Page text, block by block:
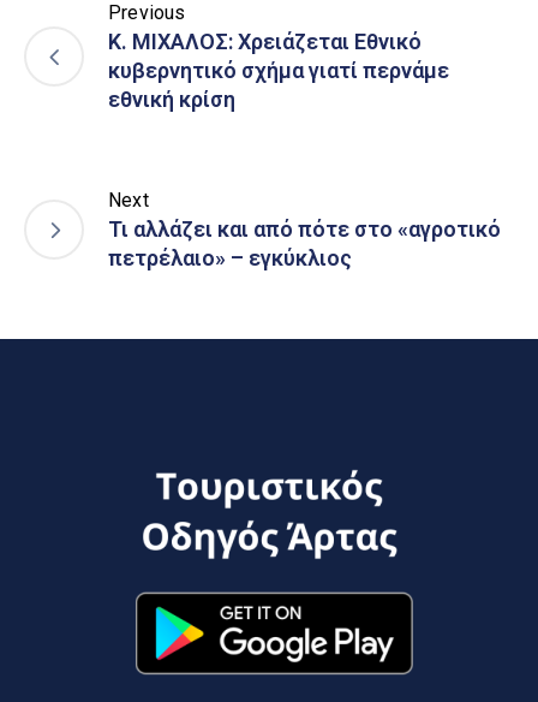
Previous
K. ΜΙΧΑΛΟΣ: Χρειάζεται Εθνικό
κυβερνητικό σχήμα γιατί περνάμε
εθνική κρίση
Next
Τι αλλάζει και από πότε στο «αγροτικό
πετρέλαιο» – εγκύκλιος